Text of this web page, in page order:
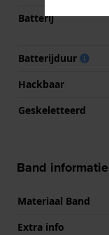
Batterij
Batterijduur
Hackbaar
Geskeletteerd
Band informatie
Materiaal Band
Extra info